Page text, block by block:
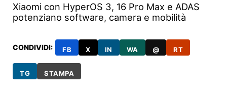
Xiaomi con HyperOS 3, 16 Pro Max e ADAS
potenziano software, camera e mobilità
CONDIVIDI: FB X IN WA @ RT
TG STAMPA